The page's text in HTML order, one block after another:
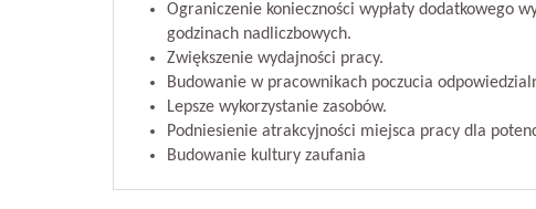
Ograniczenie konieczności wypłaty dodatkowego
godzinach nadliczbowych.
Zwiększenie wydajności pracy.
Budowanie w pracownikach poczucia
Lepsze wykorzystanie zasobów.
Podniesienie atrakcyjności miejsca pracy dla
Budowanie kultury zaufania